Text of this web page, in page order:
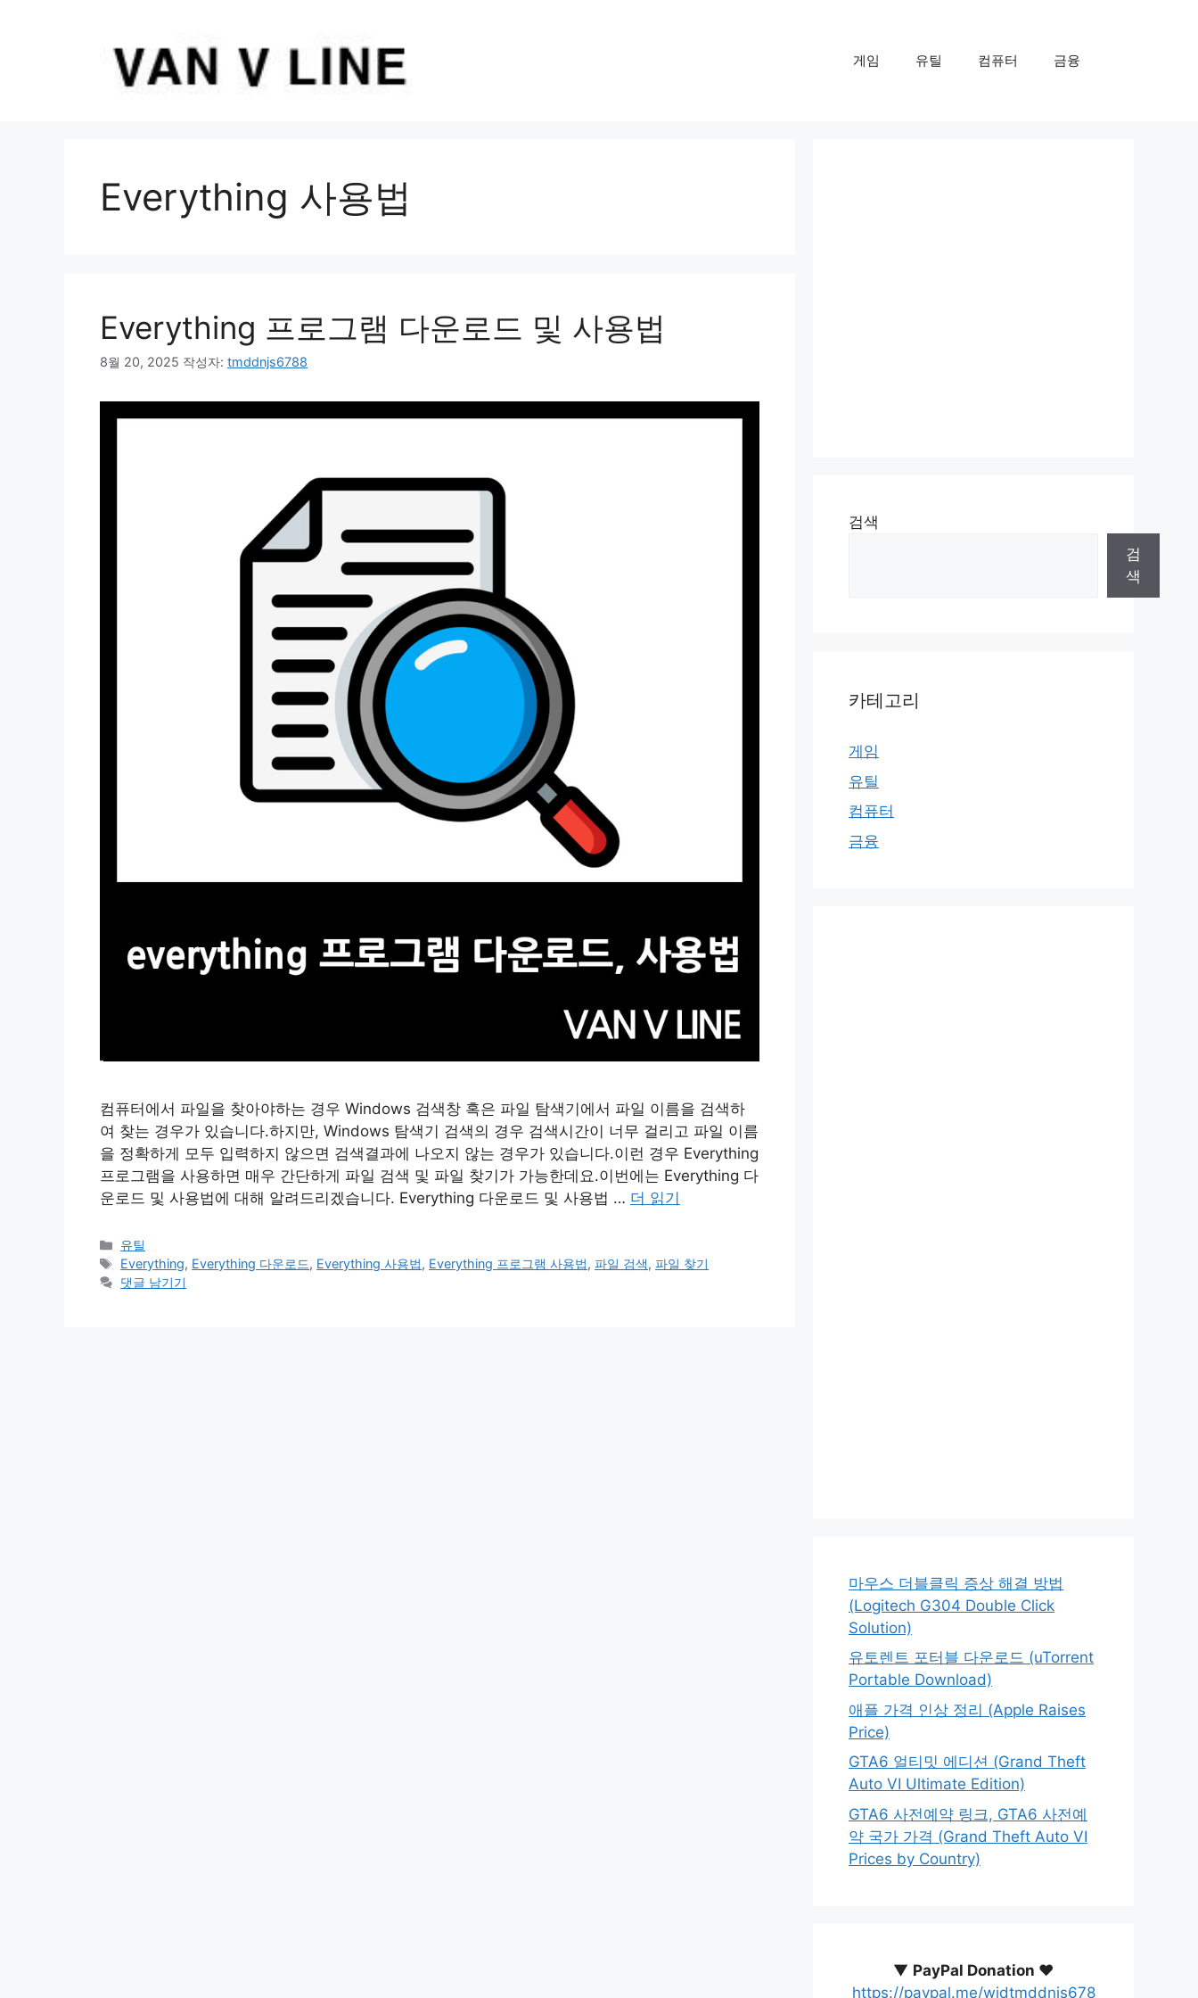
게임 유틸 컴퓨터 금융
Everything 사용법
Everything 프로그램 다운로드 및 사용법
8월 20, 2025 작성자: tmddnjs6788
컴퓨터에서 파일을 찾아야하는 경우 Windows 검색창 혹은 파일 탐색기에서 파일 이름을 검색하
여 찾는 경우가 있습니다.하지만, Windows 탐색기 검색의 경우 검색시간이 너무 걸리고 파일 이름
을 정확하게 모두 입력하지 않으면 검색결과에 나오지 않는 경우가 있습니다.이런 경우 Everything
프로그램을 사용하면 매우 간단하게 파일 검색 및 파일 찾기가 가능한데요.이번에는 Everything 다
운로드 및 사용법에 대해 알려드리겠습니다. Everything 다운로드 및 사용법 … 더 읽기
카
테
고
유틸
태
그
Everything, Everything 다운로드, Everything 사용법, Everything 프로그램 사용법,파일 검색,파일 찾기
댓글 남기기
검색
검
색
카테고리
게임
유틸
컴퓨터
금융
마우스 더블클릭 증상 해결 방법
(Logitech G304 Double Click
Solution)
유토렌트 포터블 다운로드 (uTorrent
Portable Download)
애플 가격 인상 정리 (Apple Raises
Price)
GTA6 얼티밋 에디션 (Grand Theft
Auto VI Ultimate Edition)
GTA6 사전예약 링크, GTA6 사전예
약 국가 가격 (Grand Theft Auto VI
Prices by Country)
▼ PayPal Donation ♥️
https://paypal.me/wjdtmddnjs678